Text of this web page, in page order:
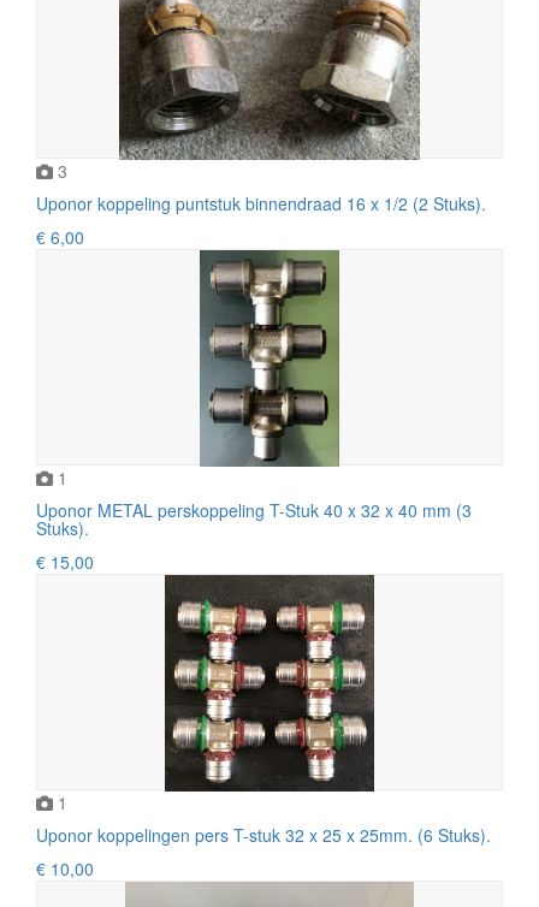
3
Uponor koppeling puntstuk binnendraad 16 x 1/2 (2 Stuks).
€ 6,00
1
Uponor METAL perskoppeling T-Stuk 40 x 32 x 40 mm (3
Stuks).
€ 15,00
1
Uponor koppelingen pers T-stuk 32 x 25 x 25mm. (6 Stuks).
€ 10,00